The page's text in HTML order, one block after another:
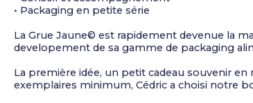
• Packaging en petite série
La Grue Jaune© est rapidement devenue la
developement de sa gamme de packaging
La première idée, un petit cadeau souvenir
exemplaires minimum, Cédric a choisi notre